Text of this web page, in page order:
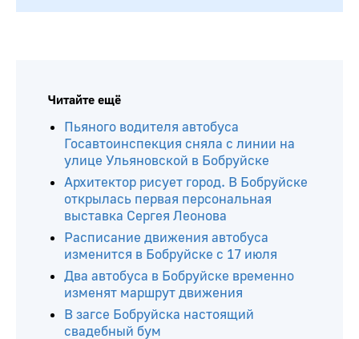
Читайте ещё
Пьяного водителя автобуса
Госавтоинспекция сняла с линии на
улице Ульяновской в Бобруйске
Архитектор рисует город. В Бобруйске
открылась первая персональная
выставка Сергея Леонова
Расписание движения автобуса
изменится в Бобруйске с 17 июля
Два автобуса в Бобруйске временно
изменят маршрут движения
В загсе Бобруйска настоящий
свадебный бум